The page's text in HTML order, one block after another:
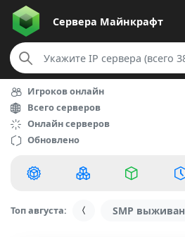
Сервера Майнкрафт
Игроков онлайн
Всего серверов
Онлайн серверов
Обновлено
Топ августа: SMP